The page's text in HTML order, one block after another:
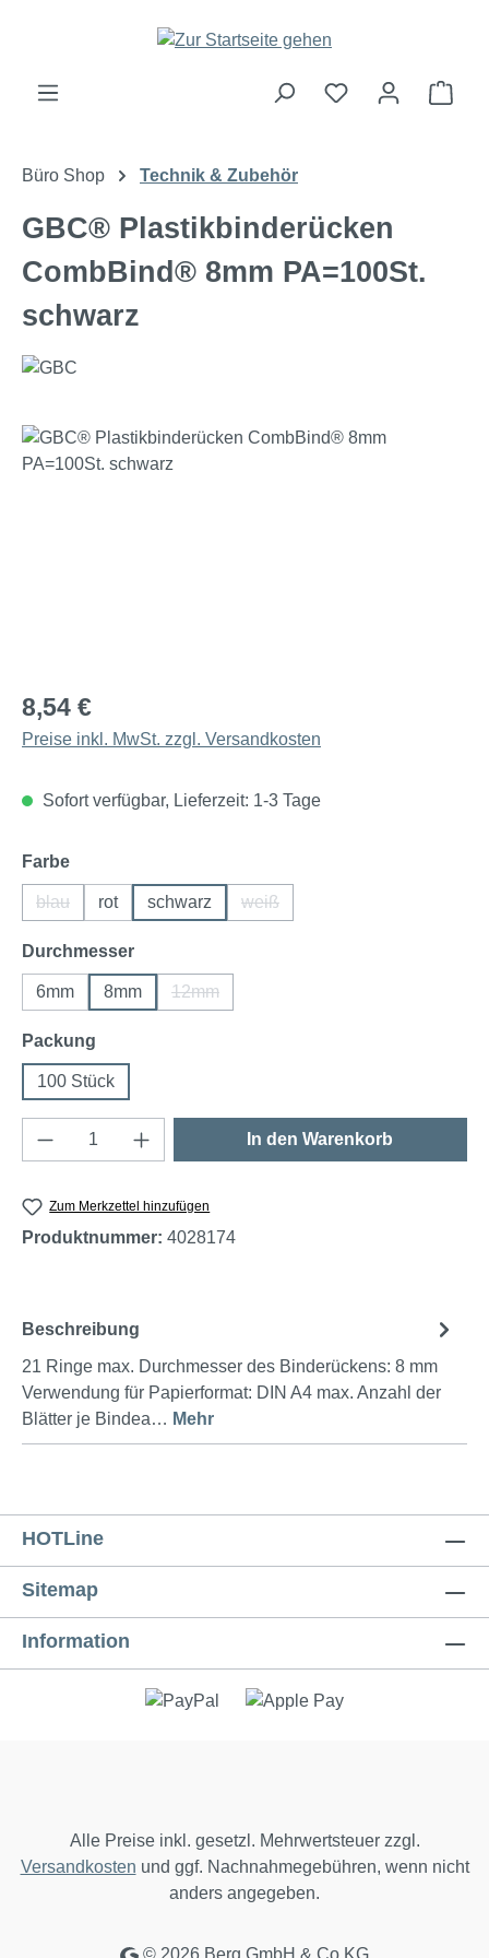
Zum Hauptinhalt springen
Büro Shop Technik & Zubehör
GBC® Plastikbinderücken
CombBind® 8mm PA=100St.
schwarz
Bildergalerie überspringen
8,54 €
Preise inkl. MwSt. zzgl. Versandkosten
Sofort verfügbar, Lieferzeit: 1-3 Tage
Farbeauswählen
blau
(Diese Option ist zurzeit nicht verfügbar.)
rot schwarz weiß
Durchmesserauswählen
6mm 8mm 12mm
Packung
100 Stück
Produkt Anzahl: Gib den gewünschten
In den Warenkorb
Zum Merkzettel hinzufügen
Produktnummer: 4028174
Beschreibung
21 Ringe max. Durchmesser des Binderückens: 8 mm
Verwendung für Papierformat: DIN A4 max. Anzahl der
Blätter je Bindea… Mehr
HOTLine
Sitemap
Information
Alle Preise inkl. gesetzl. Mehrwertsteuer zzgl.
Versandkosten und ggf. Nachnahmegebühren, wenn nicht
anders angegeben.
© 2026 Berg GmbH & Co KG